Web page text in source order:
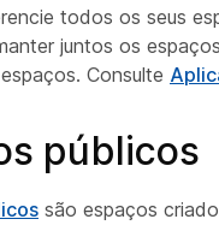
todos os seus
juntos os
Consulte
públicos
são espaços